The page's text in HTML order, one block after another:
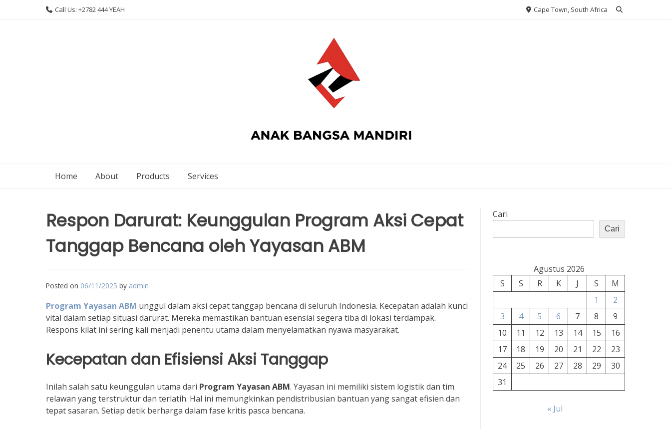
Call Us: +2782 444 YEAH Cape Town, South Africa
Home About Products Services
Respon Darurat: Keunggulan Program Aksi Cepat
Tanggap Bencana oleh Yayasan ABM
Posted on 06/11/2025 by admin
Program Yayasan ABM unggul dalam aksi cepat tanggap bencana di seluruh Indonesia. Kecepatan adalah kunci
vital dalam setiap situasi darurat. Mereka memastikan bantuan esensial segera tiba di lokasi terdampak.
Respons kilat ini sering kali menjadi penentu utama dalam menyelamatkan nyawa masyarakat.
Kecepatan dan Efisiensi Aksi Tanggap
Inilah salah satu keunggulan utama dari Program Yayasan ABM. Yayasan ini memiliki sistem logistik dan tim
relawan yang terstruktur dan terlatih. Hal ini memungkinkan pendistribusian bantuan yang sangat efisien dan
tepat sasaran. Setiap detik berharga dalam fase kritis pasca bencana.
Cari
Cari
Agustus 2026
S
S R K J S
M
1
2
3
4 5 6 7 8
9
10
11 12 13 14 15
16
17
18 19 20 21 22
23
24
25 26 27 28 29
30
31
« Jul